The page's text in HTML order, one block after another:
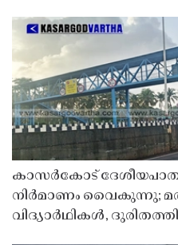
കാസർകോട്
നിർമാണം വൈകുന്നു;
വിദ്യാർഥികൾ,